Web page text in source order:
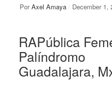
Por Axel Amaya / December 1,
RAPública
Palíndromo
Guadalajara,